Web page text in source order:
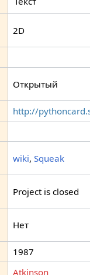
2D
Открытый
http://
wiki, Squeak
Project is closed
Нет
1987
Atkinson